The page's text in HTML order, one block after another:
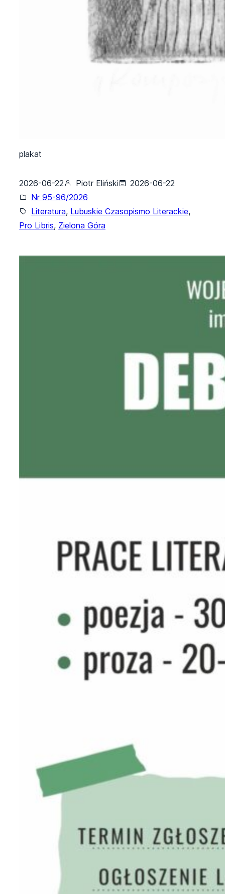
plakat
2026-06-22 Piotr Eliński
2026-06-22
Nr 95-96/2026
Literatura, Lubuskie Czasopismo Literackie,
Pro Libris, Zielona Góra